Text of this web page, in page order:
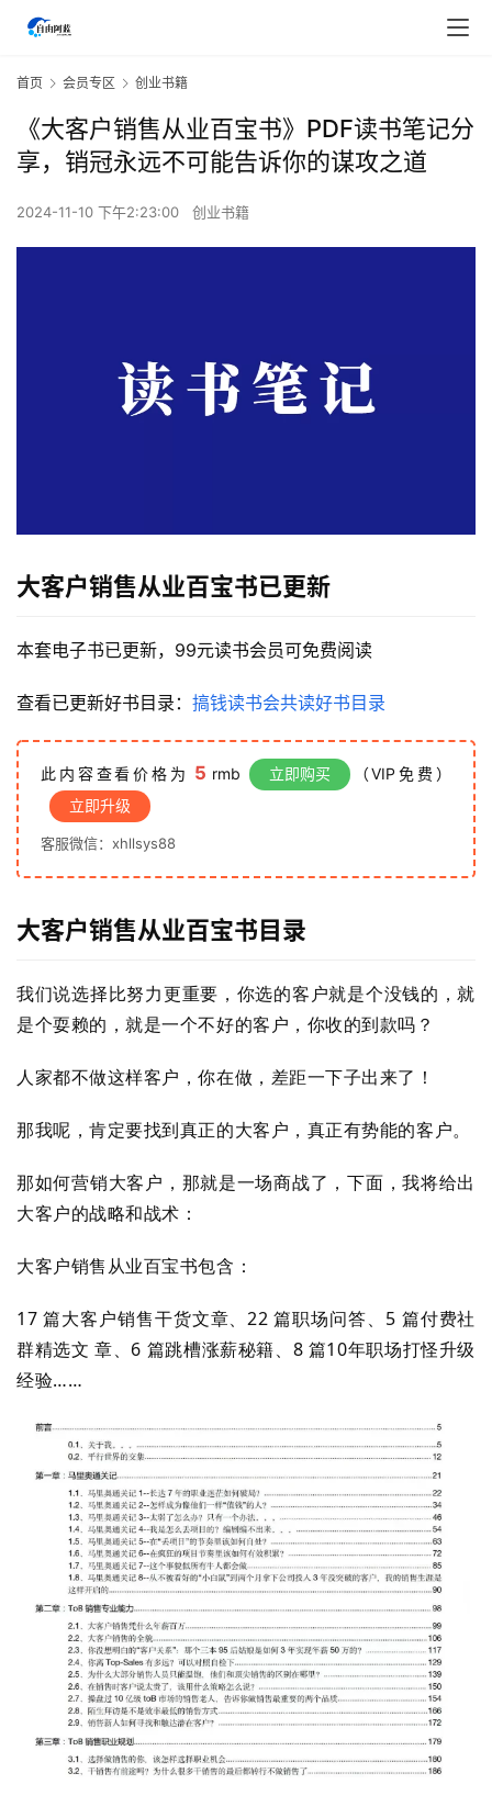
首
页
行
快
讯
眼
指
百
登录 注册
首页 会员专区 创业书籍
《大客户销售从业百宝书》PDF读书笔记分
享，销冠永远不可能告诉你的谋攻之道
2024-11-10 下午2:23:00 创业书籍
大客户销售从业百宝书已更新
本套电子书已更新，99元读书会员可免费阅读
查看已更新好书目录： 搞钱读书会共读好书目录
此内容查看价格为 5 rmb 立即购买
（VIP免费）
立即升级
客服微信：xhllsys88
大客户销售从业百宝书 目录
我们说选择比努力更重要，你选的客户就是个没钱的，就
是个耍赖的，就是一个不好的客户，你收的到款吗？
人家都不做这样客户，你在做，差距一下子出来了！
那我呢，肯定要找到真正的大客户，真正有势能的客户。
那如何营销大客户，那就是一场商战了，下面，我将给出
大客户的战略和战术：
大客户销售从业百宝书包含：
17 篇大客户销售干货文章、22 篇职场问答、5 篇付费社
群精选文 章、6 篇跳槽涨薪秘籍、8 篇10年职场打怪升级
经验……